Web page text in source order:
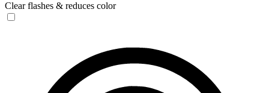
Clear flashes & reduces color